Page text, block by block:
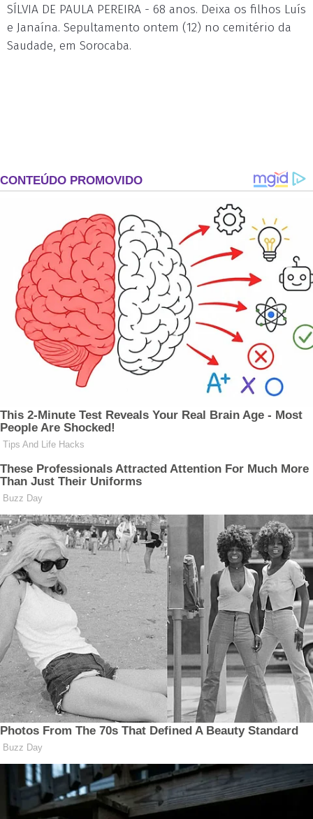
SÍLVIA DE PAULA PEREIRA - 68 anos. Deixa os filhos Luís
e Janaína. Sepultamento ontem (12) no cemitério da
Saudade, em Sorocaba.